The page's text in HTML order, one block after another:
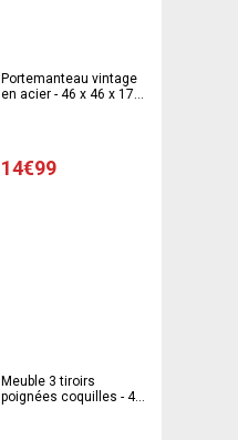
Portemanteau vintage
en acier - 46 x 46 x 170
14€99
Meuble 3 tiroirs
poignées coquilles - 40